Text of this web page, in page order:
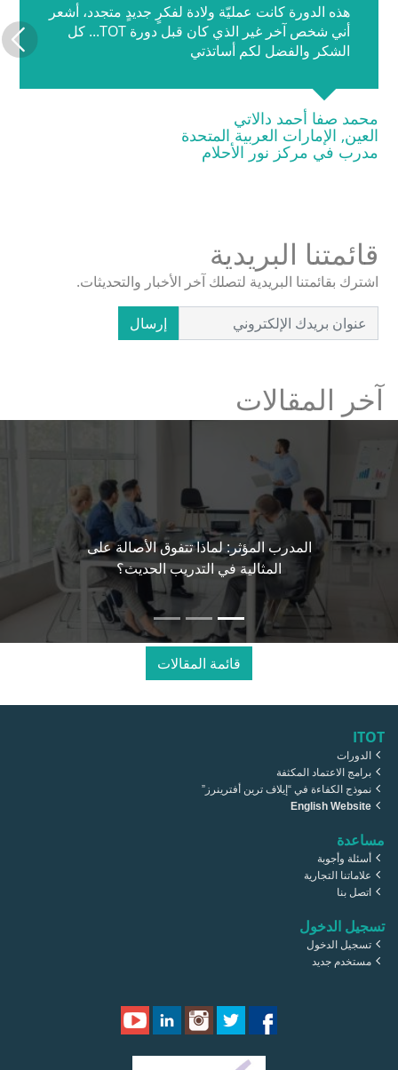
هذه الدورة كانت عمليّة ولادة لفكرٍ جديدٍ متجدد، أشعر
أني شخص آخر غير الذي كان قبل دورة TOT... كل
الشكر والفضل لكم أساتذتي
محمد صفا أحمد دالاتي
العين, الإمارات العربية المتحدة
مدرب في مركز نور الأحلام
قائمتنا البريدية
اشترك بقائمتنا البريدية لتصلك آخر الأخبار والتحديثات.
إرسال
آخر المقالات
المدرب المؤثر: لماذا تتفوق الأصالة على
المثالية في التدريب الحديث؟
قائمة المقالات
ITOT
الدورات
برامج الاعتماد المكثفة
نموذج الكفاءة في “إيلاف ترين أفترينرز”
English Website
مساعدة
أسئلة وأجوبة
علاماتنا التجارية
اتصل بنا
تسجيل الدخول
تسجيل الدخول
مستخدم جديد